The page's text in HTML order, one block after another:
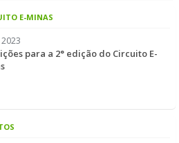
E-MINAS
para a 2° edição do Circuito E-